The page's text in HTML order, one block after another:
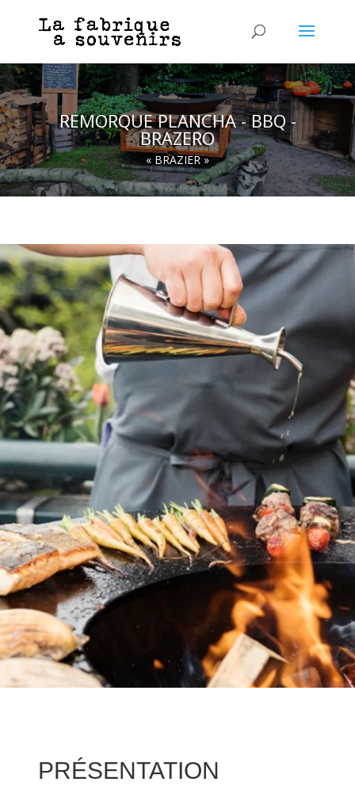
REMORQUE PLANCHA - BBQ -
BRAZERO
« BRAZIER »
PRÉSENTATION